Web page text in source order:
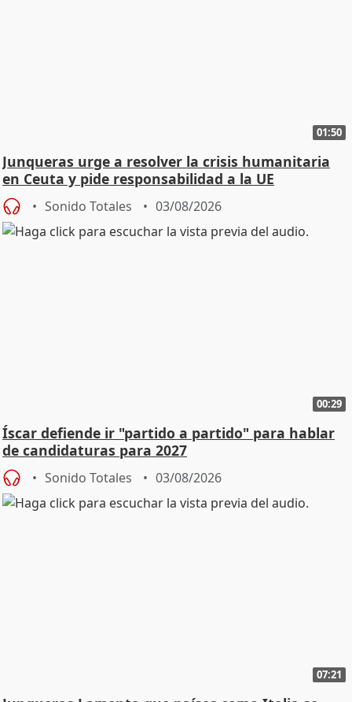
01:50
Junqueras urge a resolver la crisis humanitaria
en Ceuta y pide responsabilidad a la UE
Sonido Totales 03/08/2026
00:29
Íscar defiende ir "partido a partido" para hablar
de candidaturas para 2027
Sonido Totales 03/08/2026
07:21